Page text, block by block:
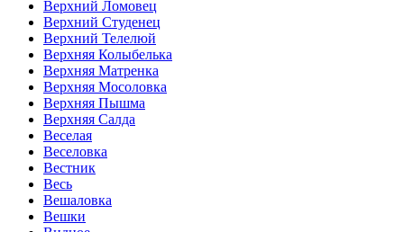
Верхний Ломовец
Верхний Студенец
Верхний Телелюй
Верхняя Колыбелька
Верхняя Матренка
Верхняя Мосоловка
Верхняя Пышма
Верхняя Салда
Веселая
Веселовка
Вестник
Весь
Вешаловка
Вешки